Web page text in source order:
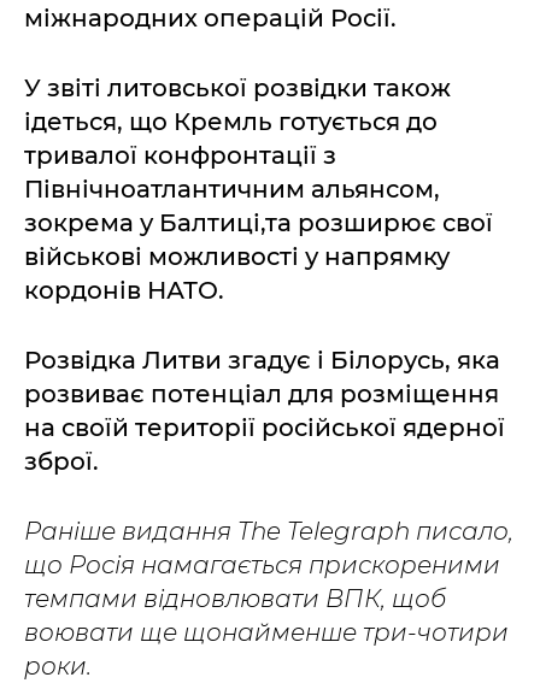
міжнародних операцій Росії.
У звіті литовської розвідки також
ідеться, що Кремль готується до
тривалої конфронтації з
Північноатлантичним альянсом,
зокрема у Балтиці,та розширює свої
військові можливості у напрямку
кордонів НАТО.
Розвідка Литви згадує і Білорусь, яка
розвиває потенціал для розміщення
на своїй території російської ядерної
зброї.
Раніше видання The Telegraph писало,
що Росія намагається прискореними
темпами відновлювати ВПК, щоб
воювати ще щонайменше три-чотири
роки.